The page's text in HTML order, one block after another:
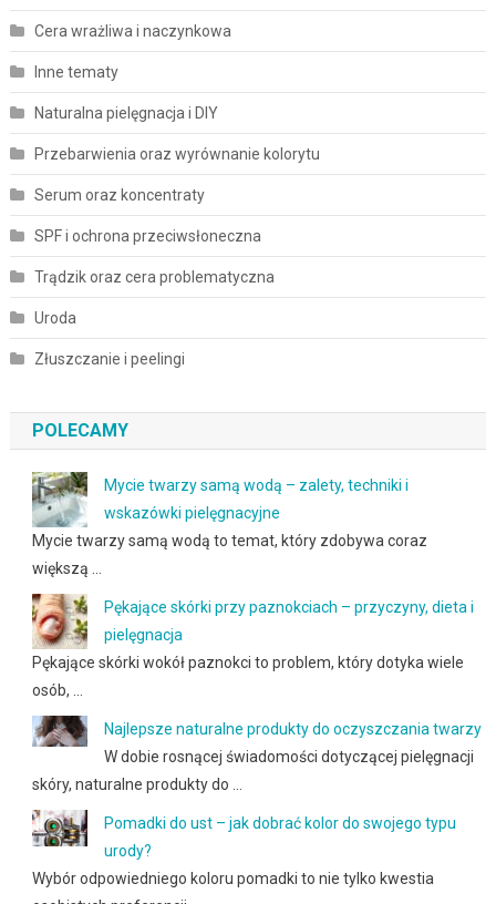
Cera wrażliwa i naczynkowa
Inne tematy
Naturalna pielęgnacja i DIY
Przebarwienia oraz wyrównanie kolorytu
Serum oraz koncentraty
SPF i ochrona przeciwsłoneczna
Trądzik oraz cera problematyczna
Uroda
Złuszczanie i peelingi
POLECAMY
Mycie twarzy samą wodą – zalety, techniki i
wskazówki pielęgnacyjne
Mycie twarzy samą wodą to temat, który zdobywa coraz
większą …
Pękające skórki przy paznokciach – przyczyny, dieta i
pielęgnacja
Pękające skórki wokół paznokci to problem, który dotyka wiele
osób, …
Najlepsze naturalne produkty do oczyszczania twarzy
W dobie rosnącej świadomości dotyczącej pielęgnacji
skóry, naturalne produkty do …
Pomadki do ust – jak dobrać kolor do swojego typu
urody?
Wybór odpowiedniego koloru pomadki to nie tylko kwestia